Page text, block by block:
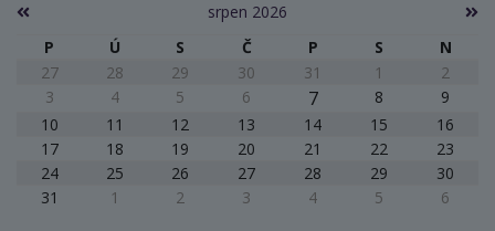
srpen 2026
P
Ú S Č P S
N
27
28 29 30 31 1
2
3
4 5 6 7 8
9
10
11 12 13 14 15
16
17
18 19 20 21 22
23
24
25 26 27 28 29
30
31
1 2 3 4 5 6